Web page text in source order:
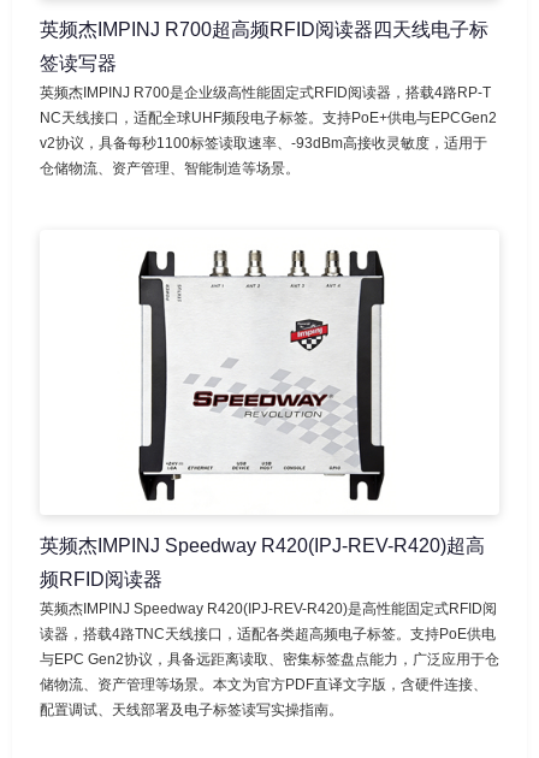
英频杰IMPINJ R700超高频RFID阅读器四天线电子标
签读写器
英频杰IMPINJ R700是企业级高性能固定式RFID阅读器，搭载4路RP-T
NC天线接口，适配全球UHF频段电子标签。支持PoE+供电与EPCGen2
v2协议，具备每秒1100标签读取速率、-93dBm高接收灵敏度，适用于
仓储物流、资产管理、智能制造等场景。
英频杰IMPINJ Speedway R420(IPJ-REV-R420)超高
频RFID阅读器
英频杰IMPINJ Speedway R420(IPJ-REV-R420)是高性能固定式RFID阅
读器，搭载4路TNC天线接口，适配各类超高频电子标签。支持PoE供电
与EPC Gen2协议，具备远距离读取、密集标签盘点能力，广泛应用于仓
储物流、资产管理等场景。本文为官方PDF直译文字版，含硬件连接、
配置调试、天线部署及电子标签读写实操指南。